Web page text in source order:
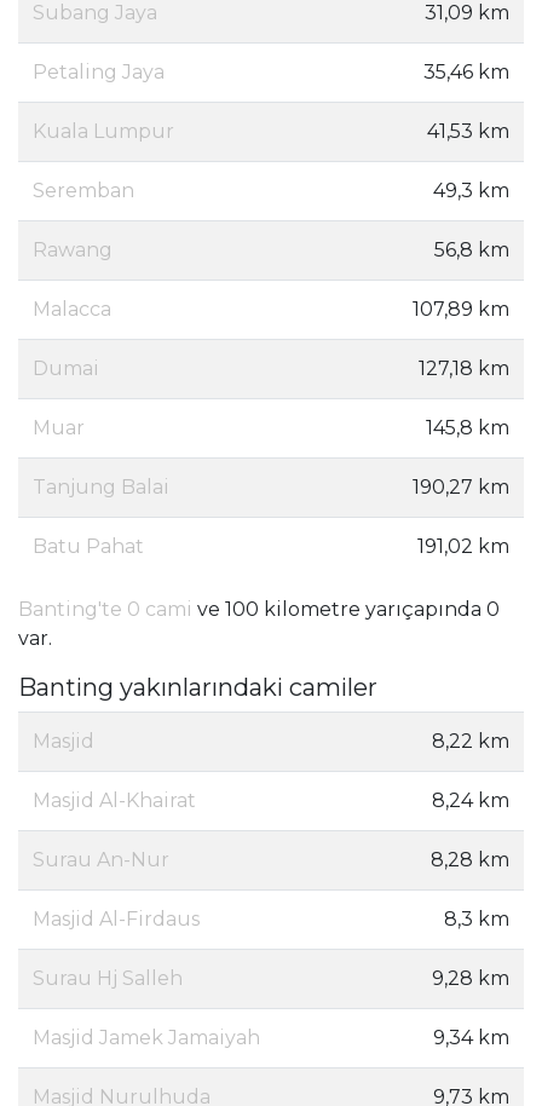
Subang Jaya 31,09 km
Petaling Jaya 35,46 km
Kuala Lumpur 41,53 km
Seremban 49,3 km
Rawang 56,8 km
Malacca 107,89 km
Dumai 127,18 km
Muar 145,8 km
Tanjung Balai 190,27 km
Batu Pahat 191,02 km
Banting'te 0 cami ve 100 kilometre yarıçapında 0
var.
Banting yakınlarındaki camiler
Masjid 8,22 km
Masjid Al-Khairat 8,24 km
Surau An-Nur 8,28 km
Masjid Al-Firdaus 8,3 km
Surau Hj Salleh 9,28 km
Masjid Jamek Jamaiyah 9,34 km
Masjid Nurulhuda 9,73 km